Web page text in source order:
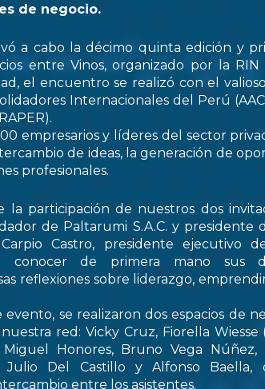
de negocio.
a cabo la décimo quinta edición y
entre Vinos, organizado por la
el encuentro se realizó con el
Internacionales del Perú
empresarios y líderes del sector
de ideas, la generación de
profesionales.
la participación de nuestros dos
de Paltarumi S.A.C. y presidente
Castro, presidente ejecutivo de
conocer de primera mano sus
reflexiones sobre liderazgo,
evento, se realizaron dos espacios de
red: Vicky Cruz, Fiorella Wiesse
Miguel Honores, Bruno Vega Núñez,
Julio Del Castillo y Alfonso Baella,
entre los asistentes.